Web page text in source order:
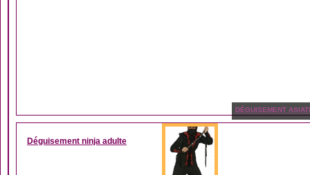
DÉGUISEMENT
Déguisement ninja adulte